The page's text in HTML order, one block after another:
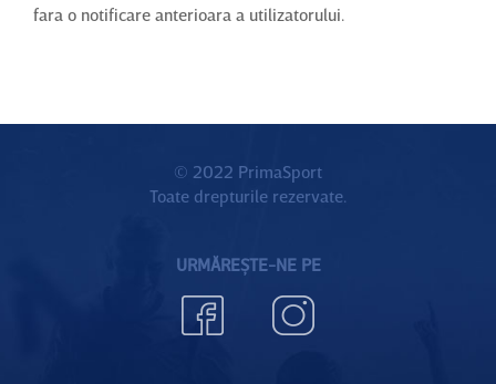
fara o notificare anterioara a utilizatorului.
© 2022 PrimaSport
Toate drepturile rezervate.
URMĂREȘTE-NE PE